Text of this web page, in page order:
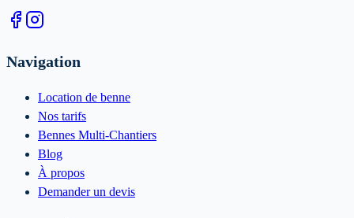
Navigation
Location de benne
Nos tarifs
Bennes Multi-Chantiers
Blog
À propos
Demander un devis